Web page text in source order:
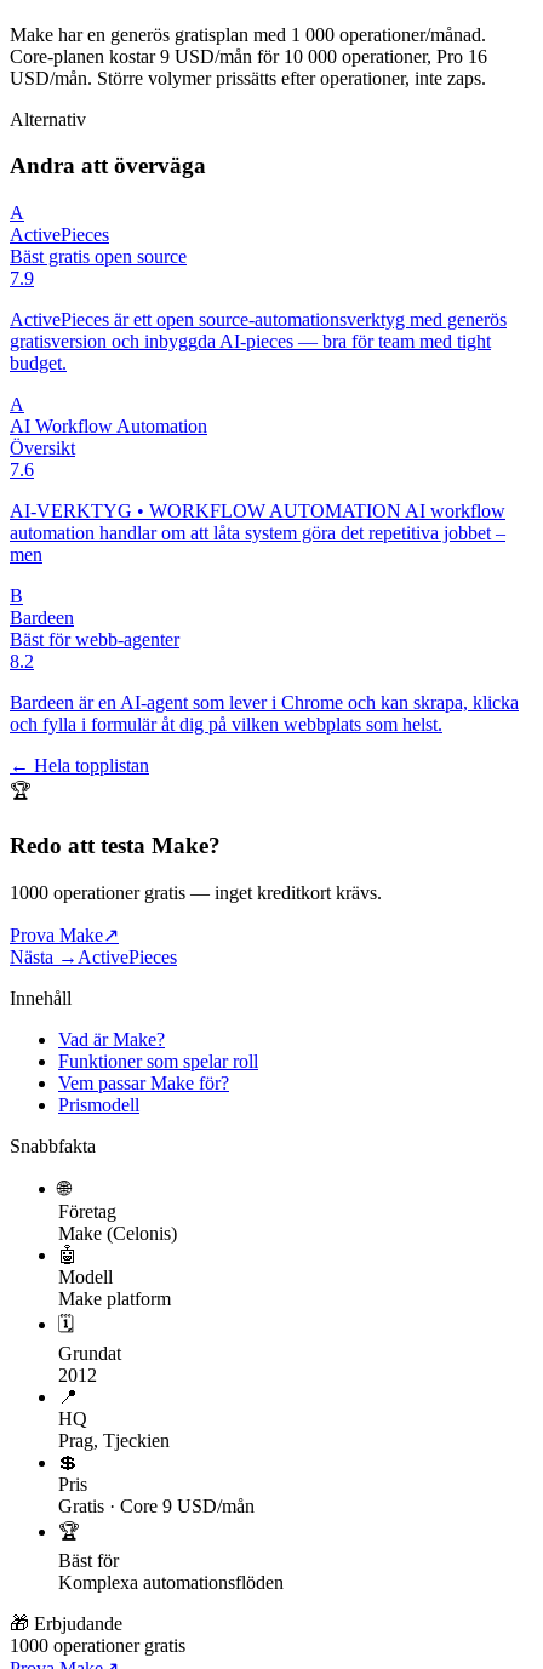
Make har en generös gratisplan med 1 000 operationer/månad.
Core-planen kostar 9 USD/mån för 10 000 operationer, Pro 16
USD/mån. Större volymer prissätts efter operationer, inte zaps.
Alternativ
Andra att överväga
A
ActivePieces
Bäst gratis open source
7.9
ActivePieces är ett open source-automationsverktyg med generös
gratisversion och inbyggda AI-pieces — bra för team med tight
budget.
A
AI Workflow Automation
Översikt
7.6
AI-VERKTYG • WORKFLOW AUTOMATION AI workflow
automation handlar om att låta system göra det repetitiva jobbet –
men
B
Bardeen
Bäst för webb-agenter
8.2
Bardeen är en AI-agent som lever i Chrome och kan skrapa, klicka
och fylla i formulär åt dig på vilken webbplats som helst.
← Hela topplistan
🏆
Redo att testa Make?
1000 operationer gratis — inget kreditkort krävs.
Prova Make↗
Nästa → ActivePieces
Innehåll
Vad är Make?
Funktioner som spelar roll
Vem passar Make för?
Prismodell
Snabbfakta
🌐
Företag
Make (Celonis)
🤖
Modell
Make platform
🗓
Grundat
2012
📍
HQ
Prag, Tjeckien
💲
Pris
Gratis · Core 9 USD/mån
🏆
Bäst för
Komplexa automationsflöden
🎁 Erbjudande
1000 operationer gratis